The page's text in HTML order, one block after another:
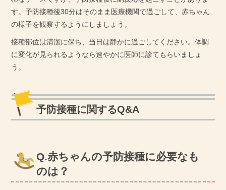
す。予防接種後30分はそのまま医療機関で過ごして、赤ちゃん
の様子を観察するようにしましょう。
接種部位は清潔に保ち、当日は静かに過ごしてください。体調
に変化が見られるようなら速やかに医師に診てもらいましょ
う。
予防接種に関するQ&A
Q.赤ちゃんの予防接種に必要なも
のは？